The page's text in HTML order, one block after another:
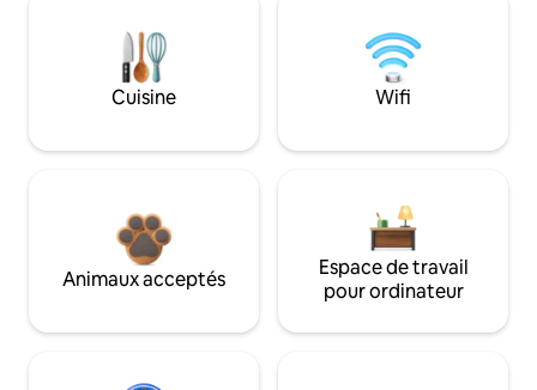
Cuisine Wifi
Animaux acceptés
Espace de travail
pour ordinateur